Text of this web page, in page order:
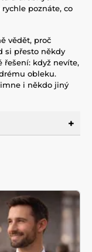
poznáte, co
vědět, proč
si přesto někdy
když nevíte,
obleku.
i někdo jiný